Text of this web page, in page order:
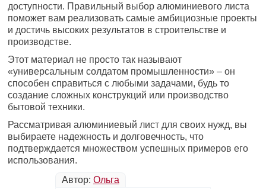
доступности. Правильный выбор алюминиевого листа
поможет вам реализовать самые амбициозные проекты
и достичь высоких результатов в строительстве и
производстве.
Этот материал не просто так называют
«универсальным солдатом промышленности» – он
способен справиться с любыми задачами, будь то
создание сложных конструкций или производство
бытовой техники.
Рассматривая алюминиевый лист для своих нужд, вы
выбираете надежность и долговечность, что
подтверждается множеством успешных примеров его
использования.
Автор: Ольга